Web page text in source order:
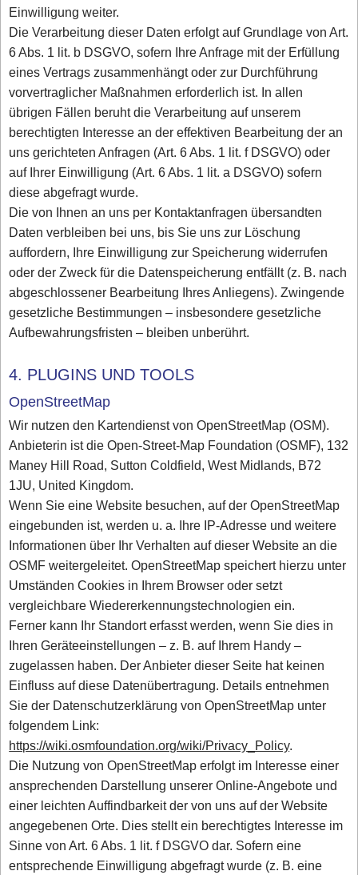
Einwilligung weiter.
Die Verarbeitung dieser Daten erfolgt auf Grundlage von Art.
6 Abs. 1 lit. b DSGVO, sofern Ihre Anfrage mit der Erfüllung
eines Vertrags zusammenhängt oder zur Durchführung
vorvertraglicher Maßnahmen erforderlich ist. In allen
übrigen Fällen beruht die Verarbeitung auf unserem
berechtigten Interesse an der effektiven Bearbeitung der an
uns gerichteten Anfragen (Art. 6 Abs. 1 lit. f DSGVO) oder
auf Ihrer Einwilligung (Art. 6 Abs. 1 lit. a DSGVO) sofern
diese abgefragt wurde.
Die von Ihnen an uns per Kontaktanfragen übersandten
Daten verbleiben bei uns, bis Sie uns zur Löschung
auffordern, Ihre Einwilligung zur Speicherung widerrufen
oder der Zweck für die Datenspeicherung entfällt (z. B. nach
abgeschlossener Bearbeitung Ihres Anliegens). Zwingende
gesetzliche Bestimmungen – insbesondere gesetzliche
Aufbewahrungsfristen – bleiben unberührt.
4. PLUGINS UND TOOLS
OpenStreetMap
Wir nutzen den Kartendienst von OpenStreetMap (OSM).
Anbieterin ist die Open-Street-Map Foundation (OSMF), 132
Maney Hill Road, Sutton Coldfield, West Midlands, B72
1JU, United Kingdom.
Wenn Sie eine Website besuchen, auf der OpenStreetMap
eingebunden ist, werden u. a. Ihre IP-Adresse und weitere
Informationen über Ihr Verhalten auf dieser Website an die
OSMF weitergeleitet. OpenStreetMap speichert hierzu unter
Umständen Cookies in Ihrem Browser oder setzt
vergleichbare Wiedererkennungstechnologien ein.
Ferner kann Ihr Standort erfasst werden, wenn Sie dies in
Ihren Geräteeinstellungen – z. B. auf Ihrem Handy –
zugelassen haben. Der Anbieter dieser Seite hat keinen
Einfluss auf diese Datenübertragung. Details entnehmen
Sie der Datenschutzerklärung von OpenStreetMap unter
folgendem Link:
https://wiki.osmfoundation.org/wiki/Privacy_Policy.
Die Nutzung von OpenStreetMap erfolgt im Interesse einer
ansprechenden Darstellung unserer Online-Angebote und
einer leichten Auffindbarkeit der von uns auf der Website
angegebenen Orte. Dies stellt ein berechtigtes Interesse im
Sinne von Art. 6 Abs. 1 lit. f DSGVO dar. Sofern eine
entsprechende Einwilligung abgefragt wurde (z. B. eine